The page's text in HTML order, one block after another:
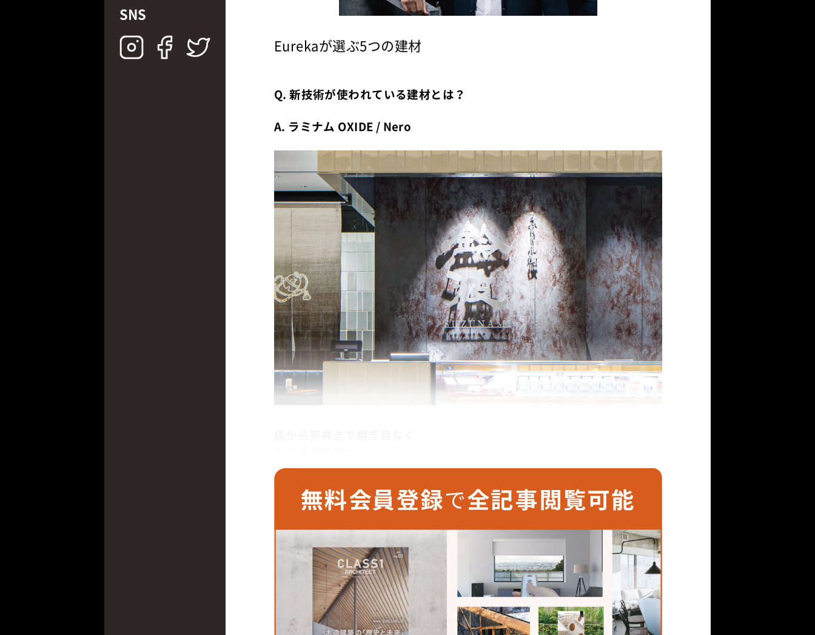
SNS
Eurekaが選ぶ5つの建材
Q. 新技術が使われている建材とは？
A. ラミナム OXIDE / Nero
「鈴波 東京ミッドタウン日比谷店」で、店舗サインの背景に使用しました。新しい
ビルの中にも時間が蓄積されたような風合いを出したかったことや、空間のメインに
使用しているダイナワンさんの特注タイルと対比するような暗い色合いや鈍さ、ざら
つきのようなものを表現できるものがないかと考えていたところ、このプロジェクト
で協働したタイラーデザイン事務所の杉本さんからラミナムを提案いただきました。
ラミナムは薄く、色の表情が豊かなうえ、3mx1mと大判で使える新しい磁器質タイ
ル。床から天井まで一枚で貼れるので使い勝手も良いと思います。
ラミナムジャパン株式会社